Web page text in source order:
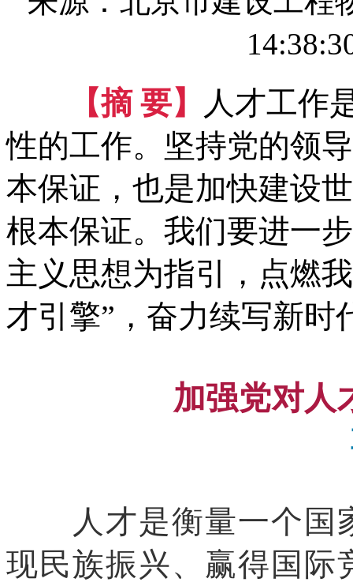
【摘 要】
人才工作
性的工作。坚持党的领
本保证，也是加快建设
根本保证。我们要进一
主义思想为指引，点燃
才引擎”，奋力续写新时
加强党对人
人才是衡量一个国
现民族振兴、赢得国际